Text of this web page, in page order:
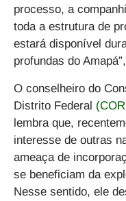
processo, a
toda a estrutura de
estará disponível
profundas do
O conselheiro do
Distrito Federal
lembra que,
interesse de outras
ameaça de
se beneficiam da
Nesse sentido, ele